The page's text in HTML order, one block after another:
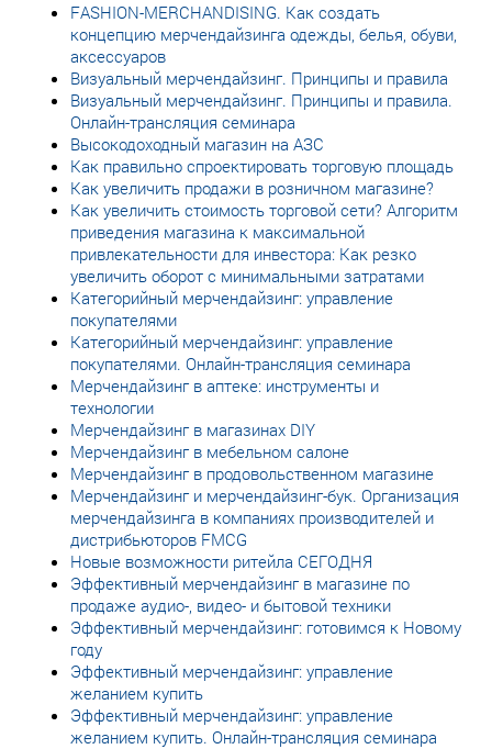
FASHION-MERCHANDISING. Как создать
концепцию мерчендайзинга одежды, белья, обуви,
аксессуаров
Визуальный мерчендайзинг. Принципы и правила
Визуальный мерчендайзинг. Принципы и правила.
Онлайн-трансляция семинара
Высокодоходный магазин на АЗС
Как правильно спроектировать торговую площадь
Как увеличить продажи в розничном магазине?
Как увеличить стоимость торговой сети? Алгоритм
приведения магазина к максимальной
привлекательности для инвестора: Как резко
увеличить оборот с минимальными затратами
Категорийный мерчендайзинг: управление
покупателями
Категорийный мерчендайзинг: управление
покупателями. Онлайн-трансляция семинара
Мерчендайзинг в аптеке: инструменты и
технологии
Мерчендайзинг в магазинах DIY
Мерчендайзинг в мебельном салоне
Мерчендайзинг в продовольственном магазине
Мерчендайзинг и мерчендайзинг-бук. Организация
мерчендайзинга в компаниях производителей и
дистрибьюторов FMCG
Новые возможности ритейла СЕГОДНЯ
Эффективный мерчендайзинг в магазине по
продаже аудио-, видео- и бытовой техники
Эффективный мерчендайзинг: готовимся к Новому
году
Эффективный мерчендайзинг: управление
желанием купить
Эффективный мерчендайзинг: управление
желанием купить. Онлайн-трансляция семинара